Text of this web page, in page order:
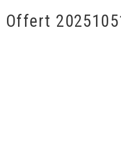
Offert